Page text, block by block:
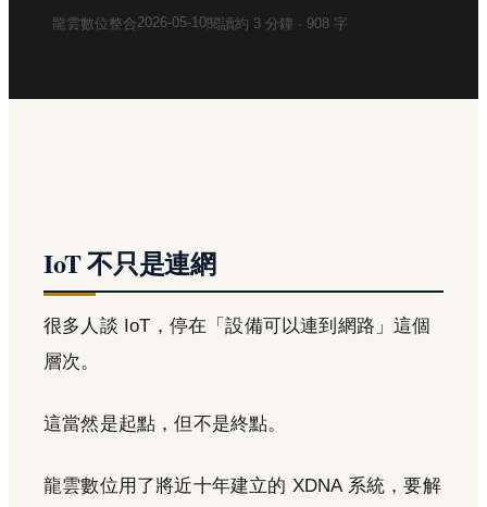
龍雲數位整合2026-05-10閱讀約 3 分鐘 · 908 字
IoT 不只是連網
很多人談 IoT，停在「設備可以連到網路」這個
層次。
這當然是起點，但不是終點。
龍雲數位用了將近十年建立的 XDNA 系統，要解